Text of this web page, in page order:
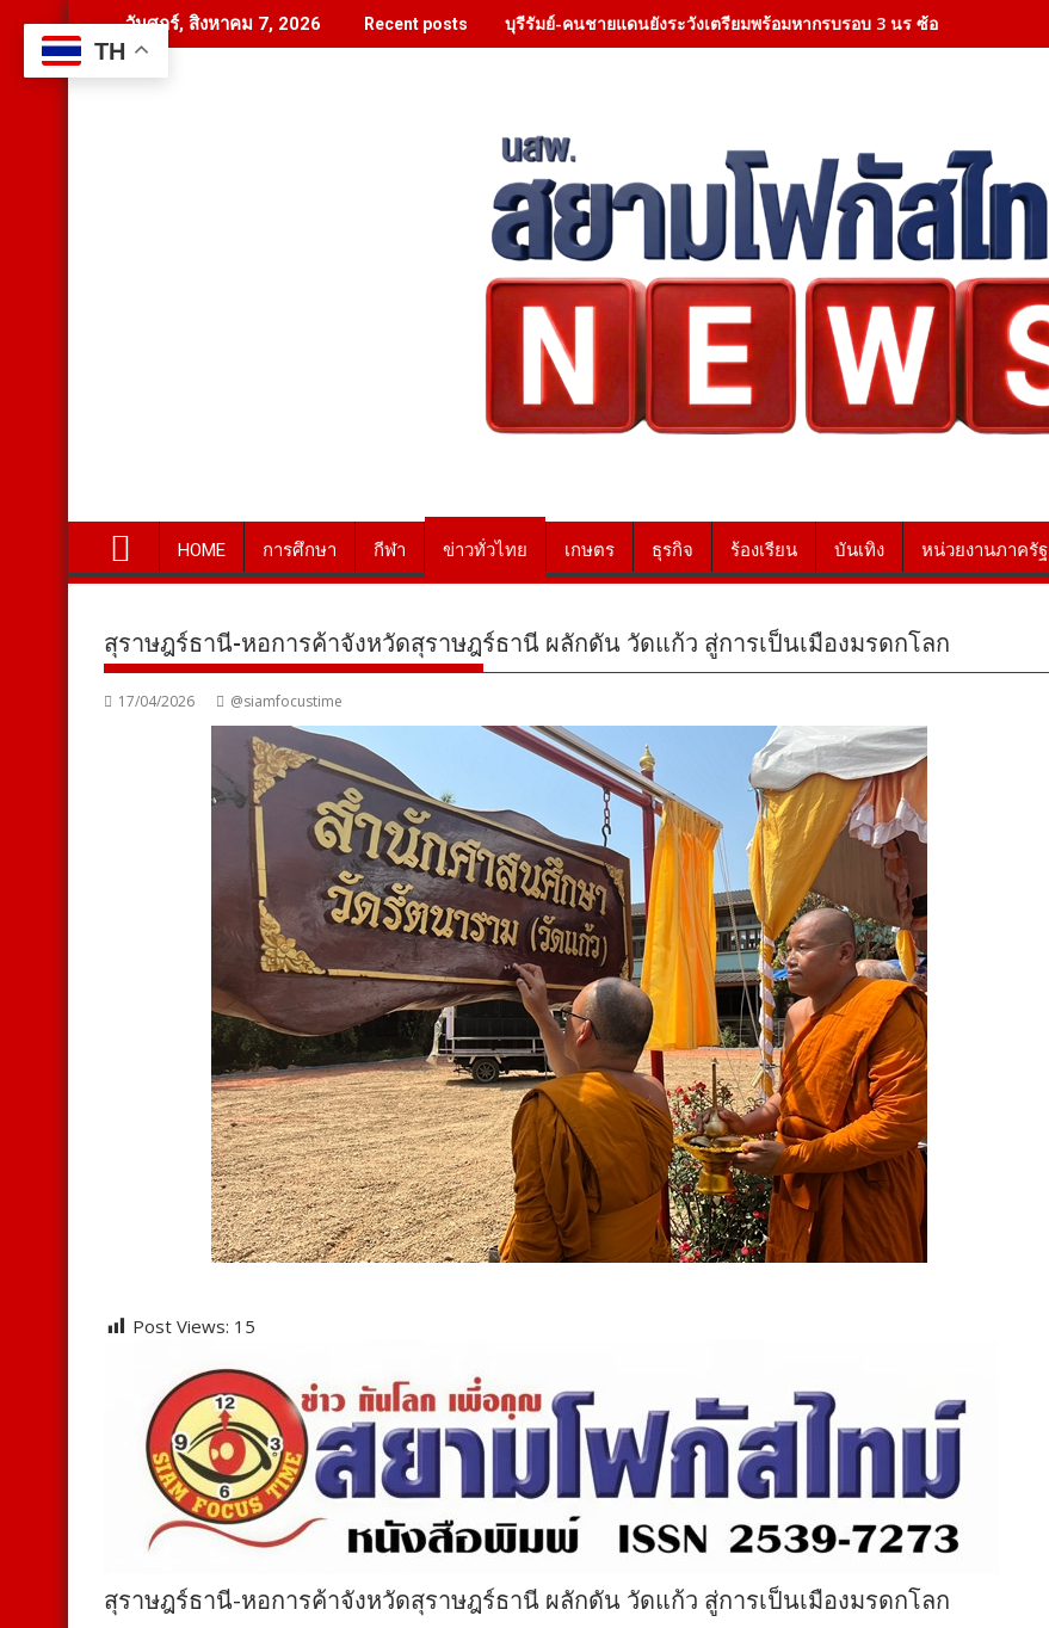
to
content
วันศุกร์, สิงหาคม 7, 2026 Recent posts บุรีรัมย์-คนชายแดนยังระวังเตรียมพร้อมหากรบรอบ 3 นร ซ้อมอพยพประจำ
HOME การศึกษา กีฬา ข่าวทั่วไทย เกษตร ธุรกิจ ร้องเรียน บันเทิง หน่วยงานภาครัฐ
สุราษฎร์ธานี-หอการค้าจังหวัดสุราษฎร์ธานี ผลักดัน วัดแก้ว สู่การเป็นเมืองมรดกโลก
17/04/2026 @siamfocustime
Post Views: 15
สุราษฎร์ธานี-หอการค้าจังหวัดสุราษฎร์ธานี ผลักดัน วัดแก้ว สู่การเป็นเมืองมรดกโลก
TH